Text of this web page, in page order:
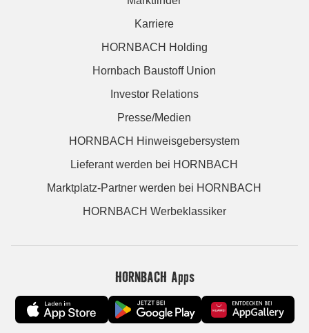
Karriere
HORNBACH Holding
Hornbach Baustoff Union
Investor Relations
Presse/Medien
HORNBACH Hinweisgebersystem
Lieferant werden bei HORNBACH
Marktplatz-Partner werden bei HORNBACH
HORNBACH Werbeklassiker
HORNBACH Apps